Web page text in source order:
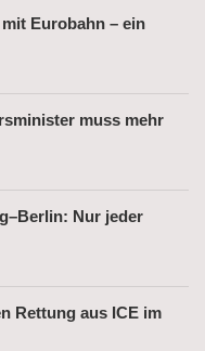
Eurobahn – ein
muss mehr
Nur jeder
Rettung aus ICE im